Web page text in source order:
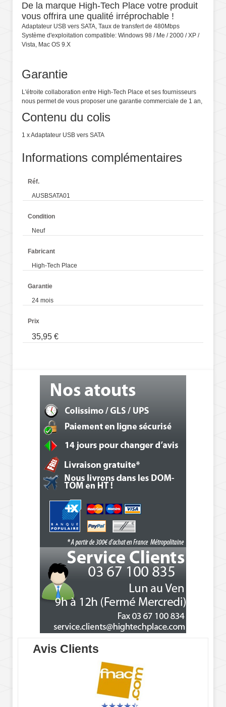
De la marque High-Tech Place votre produit
vous offrira une qualité irréprochable !
Adaptateur USB vers SATA, Taux de transfert de 480Mbps
Système d'exploitation compatible: Windows 98 / Me / 2000 / XP /
Vista, Mac OS 9.X
Garantie
L'étroite collaboration entre High-Tech Place et ses fournisseurs
nous permet de vous proposer une garantie commerciale de 1 an,
Contenu du colis
1 x Adaptateur USB vers SATA
Informations complémentaires
Réf.
AUSBSATA01
Condition
Neuf
Fabricant
High-Tech Place
Garantie
24 mois
Prix
35,95 €
Avis Clients